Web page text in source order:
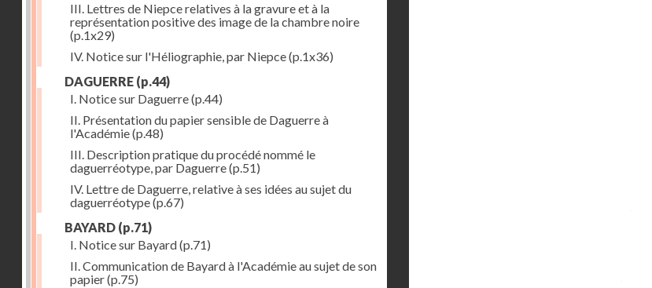
III. Lettres de Niepce relatives à la gravure et à la
représentation positive des image de la chambre noire
(p.1x29)
IV. Notice sur l'Héliographie, par Niepce(p.1x36)
DAGUERRE (p.44)
I. Notice sur Daguerre(p.44)
II. Présentation du papier sensible de Daguerre à
l'Académie(p.48)
III. Description pratique du procédé nommé le
daguerréotype, par Daguerre(p.51)
IV. Lettre de Daguerre, relative à ses idées au sujet du
daguerréotype(p.67)
BAYARD (p.71)
I. Notice sur Bayard(p.71)
II. Communication de Bayard à l'Académie au sujet de son
papier(p.75)